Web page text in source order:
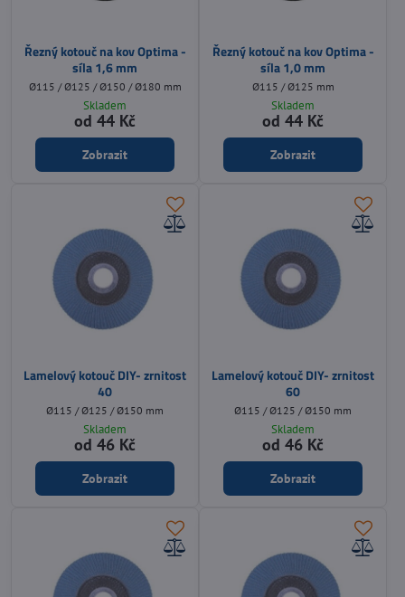
Řezný kotouč na kov Optima -
síla 1,6 mm
Ø115 / Ø125 / Ø150 / Ø180 mm
Skladem
od 44 Kč
Zobrazit
Řezný kotouč na kov Optima -
síla 1,0 mm
Ø115 / Ø125 mm
Skladem
od 44 Kč
Zobrazit
Lamelový kotouč DIY- zrnitost
40
Ø115 / Ø125 / Ø150 mm
Skladem
od 46 Kč
Zobrazit
Lamelový kotouč DIY- zrnitost
60
Ø115 / Ø125 / Ø150 mm
Skladem
od 46 Kč
Zobrazit